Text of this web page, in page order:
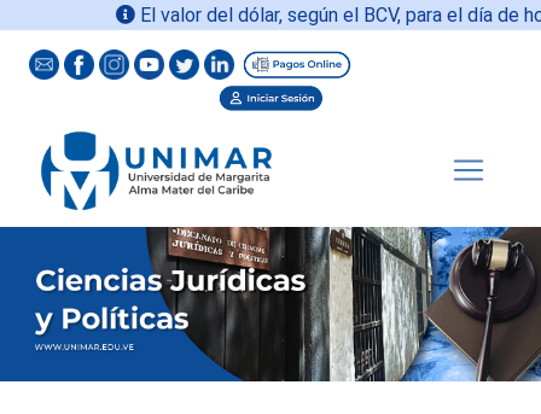
El valor del dólar, según el BCV, para el día de hoy